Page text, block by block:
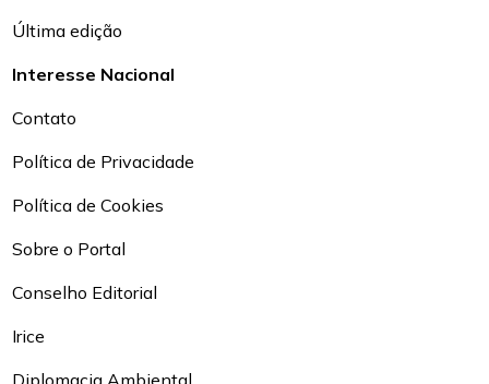
Última edição
Interesse Nacional
Contato
Política de Privacidade
Política de Cookies
Sobre o Portal
Conselho Editorial
Irice